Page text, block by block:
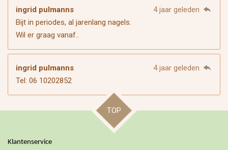
ingrid pulmanns
4 jaar geleden
Bijt in periodes, al jarenlang nagels.
Wil er graag vanaf..
ingrid pulmanns
4 jaar geleden
Tel: 06 10202852
TOP
Klantenservice